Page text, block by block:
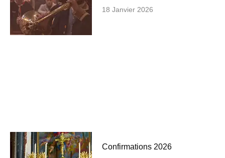
18 Janvier 2026
Confirmations 2026